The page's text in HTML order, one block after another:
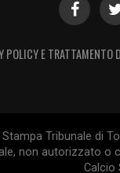
POLICY E TRATTAMENTO
Tribunale di
non autorizzato
Calcio